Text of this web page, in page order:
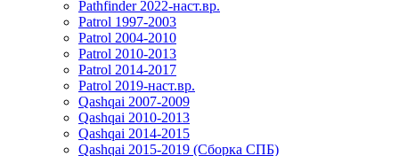
Pathfinder 2022-наст.вр.
Patrol 1997-2003
Patrol 2004-2010
Patrol 2010-2013
Patrol 2014-2017
Patrol 2019-наст.вр.
Qashqai 2007-2009
Qashqai 2010-2013
Qashqai 2014-2015
Qashqai 2015-2019 (Сборка СПБ)